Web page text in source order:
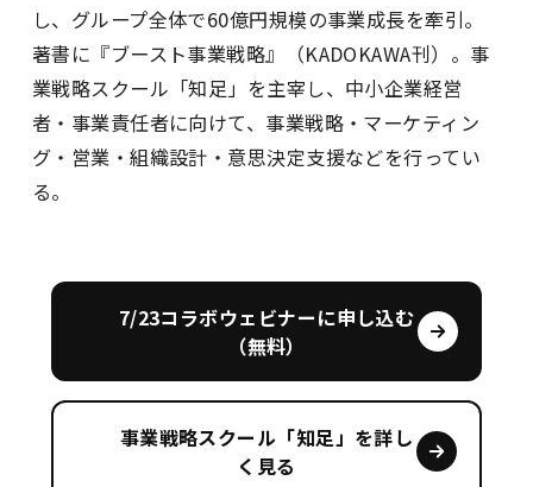
し、グループ全体で60億円規模の事業成長を牽引。
著書に『ブースト事業戦略』（KADOKAWA刊）。事
業戦略スクール「知足」を主宰し、中小企業経営
者・事業責任者に向けて、事業戦略・マーケティン
グ・営業・組織設計・意思決定支援などを行ってい
る。
7/23コラボウェビナーに申し込む
（無料）
事業戦略スクール「知足」を詳し
く見る